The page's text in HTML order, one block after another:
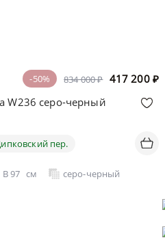
834 000 ₽ 417 200 ₽
-50%
W236 серо-черный
пер.
В97 см серо-черный